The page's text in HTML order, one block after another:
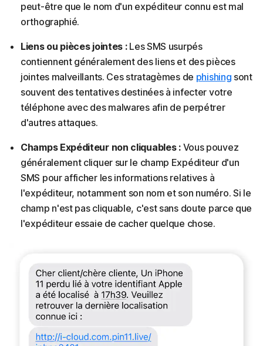
peut-être que le nom d'un expéditeur connu est mal
orthographié.
Liens ou pièces jointes :Les SMS usurpés
contiennent généralement des liens et des pièces
jointes malveillants. Ces stratagèmes de phishing sont
souvent des tentatives destinées à infecter votre
téléphone avec des malwares afin de perpétrer
d'autres attaques.
Champs Expéditeur non cliquables :Vous pouvez
généralement cliquer sur le champ Expéditeur d'un
SMS pour afficher les informations relatives à
l'expéditeur, notamment son nom et son numéro. Si le
champ n'est pas cliquable, c'est sans doute parce que
l'expéditeur essaie de cacher quelque chose.